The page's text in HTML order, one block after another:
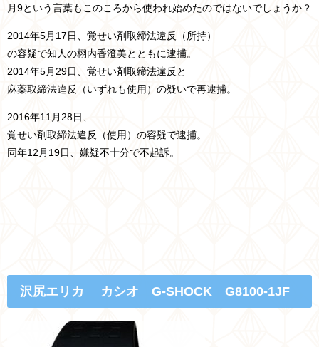
月9という言葉もこのころから使われ始めたのではないでしょうか？
2014年5月17日、覚せい剤取締法違反（所持）
の容疑で知人の栩内香澄美とともに逮捕。
2014年5月29日、覚せい剤取締法違反と
麻薬取締法違反（いずれも使用）の疑いで再逮捕。
2016年11月28日、
覚せい剤取締法違反（使用）の容疑で逮捕。
同年12月19日、嫌疑不十分で不起訴。
沢尻エリカ カシオ G-SHOCK G8100-1JF